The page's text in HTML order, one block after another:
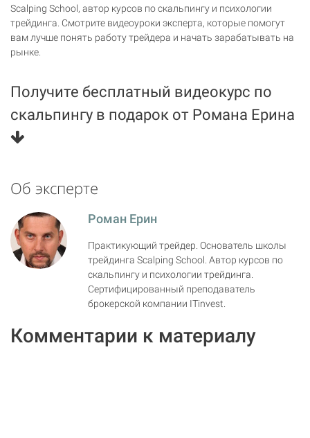
Scalping School, автор курсов по скальпингу и психологии
трейдинга. Смотрите видеоуроки эксперта, которые помогут
вам лучше понять работу трейдера и начать зарабатывать на
рынке.
Получите бесплатный видеокурс по
скальпингу в подарок от Романа Ерина
Об эксперте
Роман Ерин
Практикующий трейдер. Основатель школы
трейдинга Scalping School. Автор курсов по
скальпингу и психологии трейдинга.
Сертифицированный преподаватель
брокерской компании ITinvest.
Комментарии к материалу